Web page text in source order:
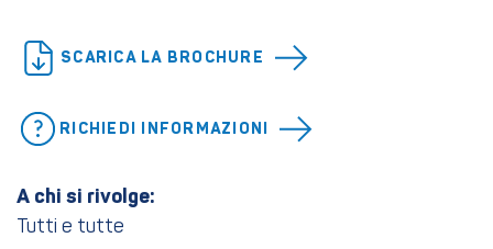
SCARICA LA BROCHURE
RICHIEDI INFORMAZIONI
A chi si rivolge:
Tutti e tutte